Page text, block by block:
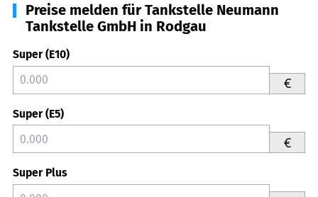
Preise melden für Tankstelle Neumann
Tankstelle GmbH in Rodgau
Super (E10)
€
Super (E5)
€
Super Plus